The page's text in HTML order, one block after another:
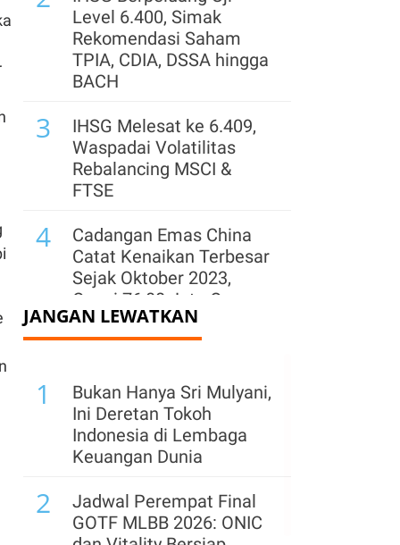
Level 6.400, Simak
Rekomendasi Saham
TPIA, CDIA, DSSA hingga
BACH
3
IHSG Melesat ke 6.409,
Waspadai Volatilitas
Rebalancing MSCI &
FTSE
4
Cadangan Emas China
Catat Kenaikan Terbesar
Sejak Oktober 2023,
Capai 76,08 Juta Ons
5
Defisit APBN 2027
Target Anggaran Netral
Makin Berat
Siap-Siap! Rumah
Kontrakan & Sewa
Properti Akan Kena
Pajak Mulai Tahun 2027
JANGAN LEWATKAN
1
Bukan Hanya Sri Mulyani,
Ini Deretan Tokoh
Indonesia di Lembaga
Keuangan Dunia
2
Jadwal Perempat Final
GOTF MLBB 2026: ONIC